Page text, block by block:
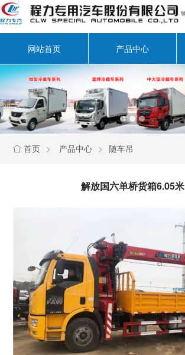
网站首页 产品中心
 首页 > 产品中心 > 随车吊
解放国六单桥货箱6.05米